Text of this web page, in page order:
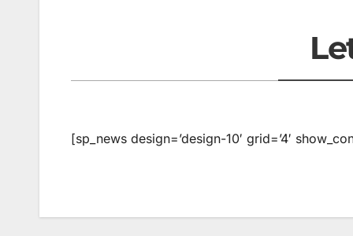
[sp_news design=’design-10′ grid=’4′